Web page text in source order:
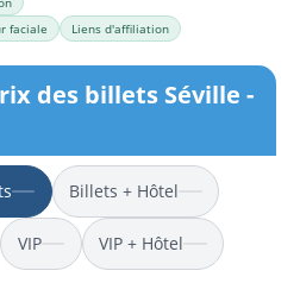
faciale
Liens d'affiliation
des billets Séville -
Billets + Hôtel
VIP VIP + Hôtel